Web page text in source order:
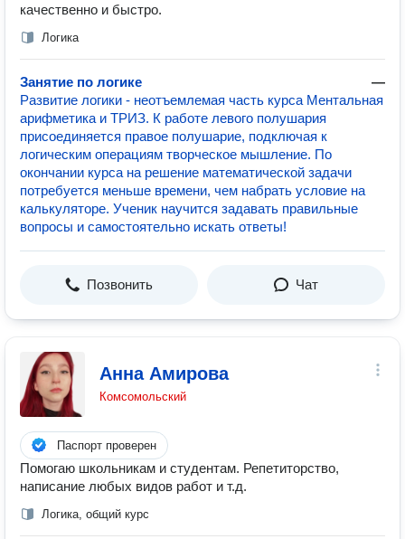
качественно и быстро.
Логика
Занятие по логике
—
Развитие логики - неотъемлемая часть курса Ментальная
арифметика и ТРИЗ. К работе левого полушария
присоединяется правое полушарие, подключая к
логическим операциям творческое мышление. По
окончании курса на решение математической задачи
потребуется меньше времени, чем набрать условие на
калькуляторе. Ученик научится задавать правильные
вопросы и самостоятельно искать ответы!
Позвонить Чат
Анна Амирова
Комсомольский
Паспорт проверен
Помогаю школьникам и студентам. Репетиторство,
написание любых видов работ и т.д.
Логика, общий курс